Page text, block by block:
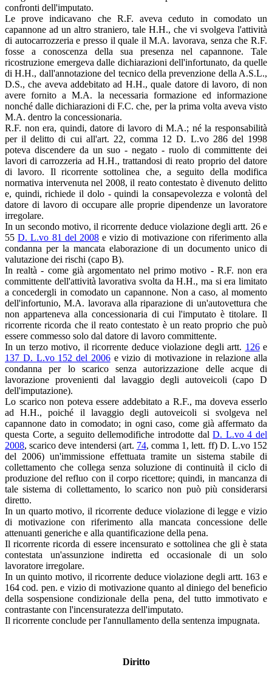
confronti dell'imputato.
Le prove indicavano che R.F. aveva ceduto in comodato un
capannone ad un altro straniero, tale H.H., che vi svolgeva l'attività
di autocarrozzeria e presso il quale il M.A. lavorava, senza che R.F.
fosse a conoscenza della sua presenza nel capannone. Tale
ricostruzione emergeva dalle dichiarazioni dell'infortunato, da quelle
di H.H., dall'annotazione del tecnico della prevenzione della A.S.L.,
D.S., che aveva addebitato ad H.H., quale datore di lavoro, di non
avere fornito a M.A. la necessaria formazione ed informazione
nonché dalle dichiarazioni di F.C. che, per la prima volta aveva visto
M.A. dentro la concessionaria.
R.F. non era, quindi, datore di lavoro di M.A.; né la responsabilità
per il delitto di cui all'art. 22, comma 12 D. L.vo 286 del 1998
poteva discendere da un suo - negato - ruolo di committente dei
lavori di carrozzeria ad H.H., trattandosi di reato proprio del datore
di lavoro. Il ricorrente sottolinea che, a seguito della modifica
normativa intervenuta nel 2008, il reato contestato è divenuto delitto
e, quindi, richiede il dolo - quindi la consapevolezza e volontà del
datore di lavoro di occupare alle proprie dipendenze un lavoratore
irregolare.
In un secondo motivo, il ricorrente deduce violazione degli artt. 26 e
55D. L.vo 81 del 2008e vizio di motivazione con riferimento alla
condanna per la mancata elaborazione di un documento unico di
valutazione dei rischi (capo B).
In realtà - come già argomentato nel primo motivo - R.F. non era
committente dell'attività lavorativa svolta da H.H., ma si era limitato
a concedergli in comodato un capannone. Non a caso, al momento
dell'infortunio, M.A. lavorava alla riparazione di un'autovettura che
non apparteneva alla concessionaria di cui l'imputato è titolare. Il
ricorrente ricorda che il reato contestato è un reato proprio che può
essere commesso solo dal datore di lavoro committente.
In un terzo motivo, il ricorrente deduce violazione degli artt. 126e
137 D. L.vo 152 del 2006e vizio di motivazione in relazione alla
condanna per lo scarico senza autorizzazione delle acque di
lavorazione provenienti dal lavaggio degli autoveicoli (capo D
dell'imputazione).
Lo scarico non poteva essere addebitato a R.F., ma doveva esserlo
ad H.H., poiché il lavaggio degli autoveicoli si svolgeva nel
capannone dato in comodato; in ogni caso, come già affermato da
questa Corte, a seguito dellemodifiche introdotte dalD. L.vo 4 del
2008, scarico deve intendersi (art. 74, comma 1, lett. ff) D. L.vo 152
del 2006) un'immissione effettuata tramite un sistema stabile di
collettamento che collega senza soluzione di continuità il ciclo di
produzione del refluo con il corpo ricettore; quindi, in mancanza di
tale sistema di collettamento, lo scarico non può più considerarsi
diretto.
In un quarto motivo, il ricorrente deduce violazione di legge e vizio
di motivazione con riferimento alla mancata concessione delle
attenuanti generiche e alla quantificazione della pena.
Il ricorrente ricorda di essere incensurato e sottolinea che gli è stata
contestata un'assunzione indiretta ed occasionale di un solo
lavoratore irregolare.
In un quinto motivo, il ricorrente deduce violazione degli artt. 163 e
164 cod. pen. e vizio di motivazione quanto al diniego del beneficio
della sospensione condizionale della pena, del tutto immotivato e
contrastante con l'incensuratezza dell'imputato.
Il ricorrente conclude per l'annullamento della sentenza impugnata.
Diritto